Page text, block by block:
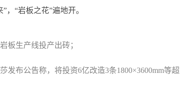
，“岩板之花”遍地开。
板生产线投产出砖；
发布公告称，将投资6亿改造3条1800×3600mm等